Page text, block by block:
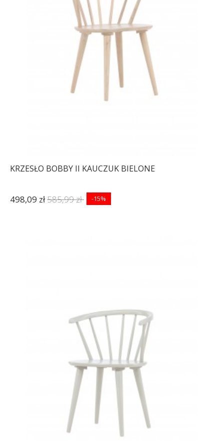
KRZESŁO BOBBY II KAUCZUK BIELONE
498,09 zł585,99 zł -15%